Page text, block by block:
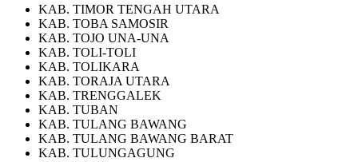
KAB. TIMOR TENGAH UTARA
KAB. TOBA SAMOSIR
KAB. TOJO UNA-UNA
KAB. TOLI-TOLI
KAB. TOLIKARA
KAB. TORAJA UTARA
KAB. TRENGGALEK
KAB. TUBAN
KAB. TULANG BAWANG
KAB. TULANG BAWANG BARAT
KAB. TULUNGAGUNG